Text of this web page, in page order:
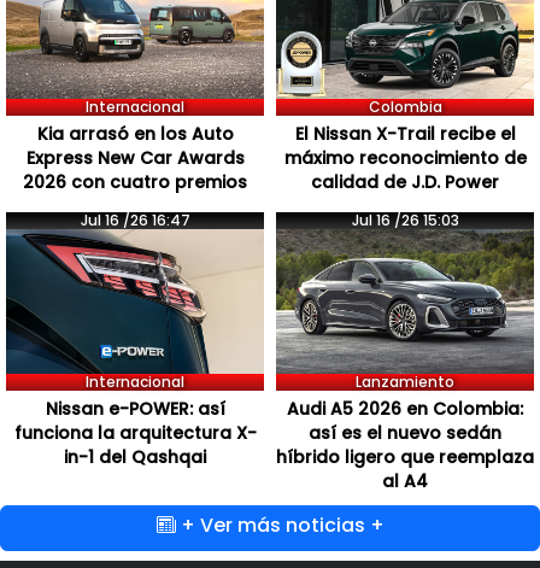
Internacional
Kia arrasó en los Auto
Express New Car Awards
2026 con cuatro premios
Colombia
El Nissan X-Trail recibe el
máximo reconocimiento de
calidad de J.D. Power
Jul 16 /26 16:47
Internacional
Nissan e-POWER: así
funciona la arquitectura X-
in-1 del Qashqai
Jul 16 /26 15:03
Lanzamiento
Audi A5 2026 en Colombia:
así es el nuevo sedán
híbrido ligero que reemplaza
al A4
+ Ver más noticias +